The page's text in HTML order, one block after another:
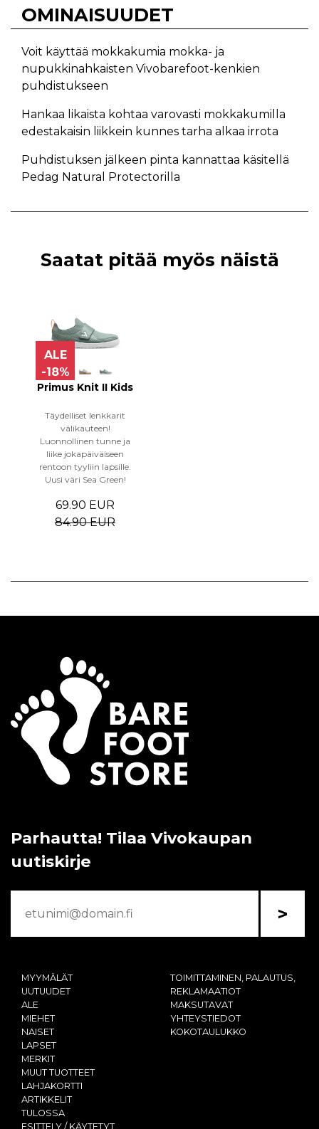
OMINAISUUDET
Voit käyttää mokkakumia mokka- ja
nupukkinahkaisten Vivobarefoot-kenkien
puhdistukseen
Hankaa likaista kohtaa varovasti mokkakumilla
edestakaisin liikkein kunnes tarha alkaa irrota
Puhdistuksen jälkeen pinta kannattaa käsitellä
Pedag Natural Protectorilla
Saatat pitää myös näistä
ALE
-18%
Primus Knit II Kids
Täydelliset lenkkarit
välikauteen!
Luonnollinen tunne ja
liike jokapäiväiseen
rentoon tyyliin lapsille.
Uusi väri Sea Green!
69.90 EUR
84.90 EUR
Parhautta! Tilaa Vivokaupan
uutiskirje
>
MYYMÄLÄT
UUTUUDET
ALE
MIEHET
NAISET
LAPSET
MERKIT
MUUT TUOTTEET
LAHJAKORTTI
ARTIKKELIT
TULOSSA
ESITTELY / KÄYTETYT
TOIMITTAMINEN, PALAUTUS,
REKLAMAATIOT
MAKSUTAVAT
YHTEYSTIEDOT
KOKOTAULUKKO